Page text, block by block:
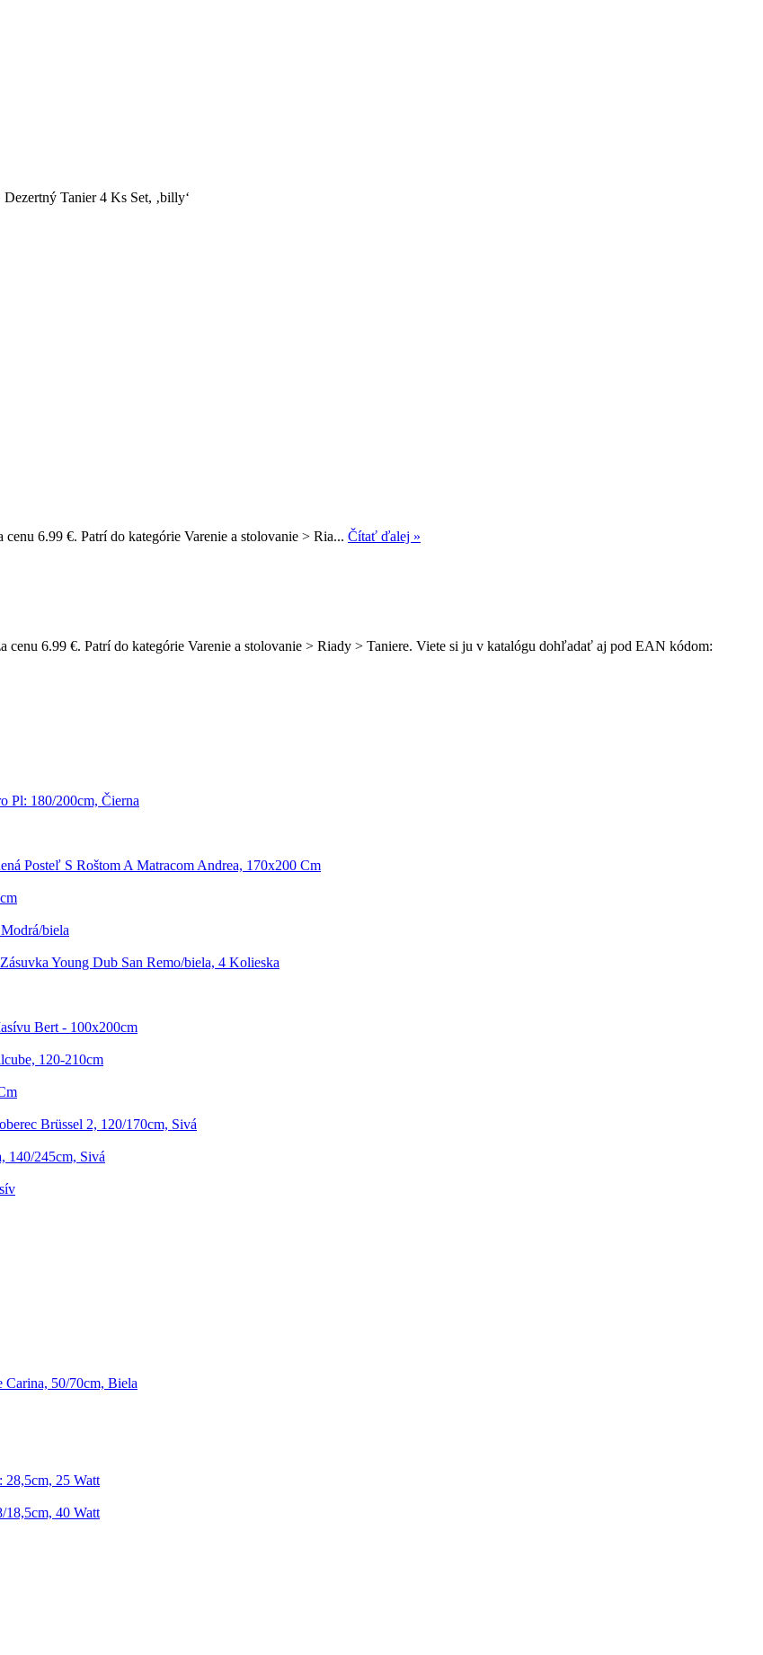
Dezertný Tanier 4 Ks Set, ‚billy‘
6.99 €. Patrí do kategórie Varenie a stolovanie > Ria... Čítať ďalej »
cenu 6.99 €. Patrí do kategórie Varenie a stolovanie > Riady > Taniere. Viete si ju v katalógu dohľadať aj pod EAN kódom:
Pl: 180/200cm, Čierna
Posteľ S Roštom A Matracom Andrea, 170x200 Cm
biela
Young Dub San Remo/biela, 4 Kolieska
Bert - 100x200cm
120-210cm
Brüssel 2, 120/170cm, Sivá
140/245cm, Sivá
50/70cm, Biela
28,5cm, 25 Watt
18,5cm, 40 Watt